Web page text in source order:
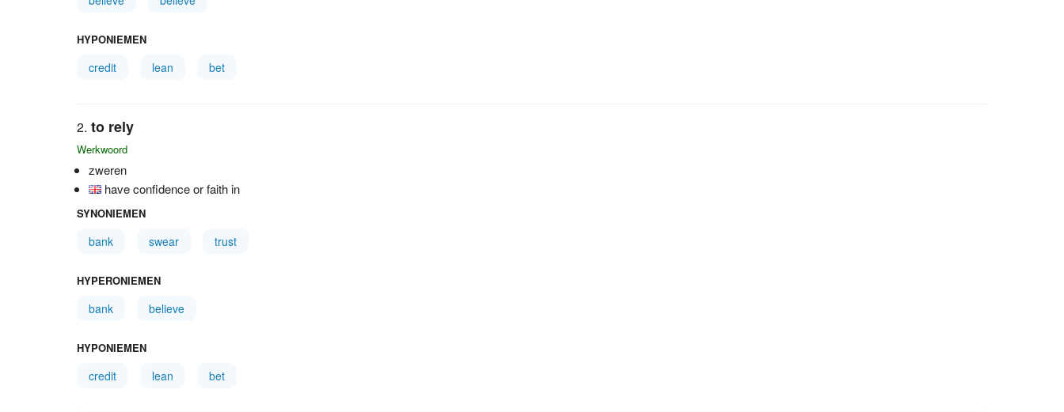
HYPONIEMEN
credit lean bet
to rely
Werkwoord
zweren
have confidence or faith in
SYNONIEMEN
bank swear trust
HYPERONIEMEN
bank believe
HYPONIEMEN
credit lean bet